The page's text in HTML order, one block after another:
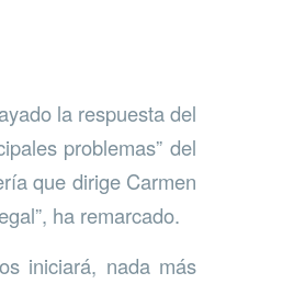
la respuesta del
problemas” del
que dirige Carmen
ha remarcado.
iniciará, nada más